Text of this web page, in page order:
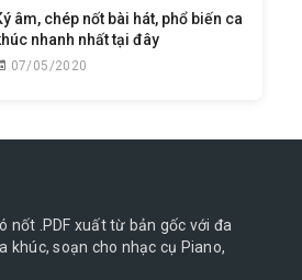
âm, chép nốt bài hát, phổ biến ca
nhanh nhất tại đây
07/05/2020
nốt .PDF xuất từ bản gốc với đa
khúc, soạn cho nhạc cụ Piano,